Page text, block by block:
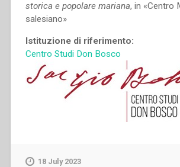
storica e popolare mariana, in «Centro
salesiano»
Istituzione di riferimento:
Centro Studi Don Bosco
18 July 2023